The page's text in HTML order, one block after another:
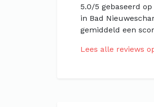
5.0/5 gebaseerd
in Bad
gemiddeld een
Lees alle reviews